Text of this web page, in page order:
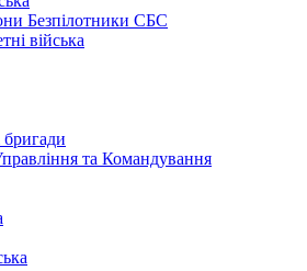
Безпілотники СБС
війська
бригади
та Командування